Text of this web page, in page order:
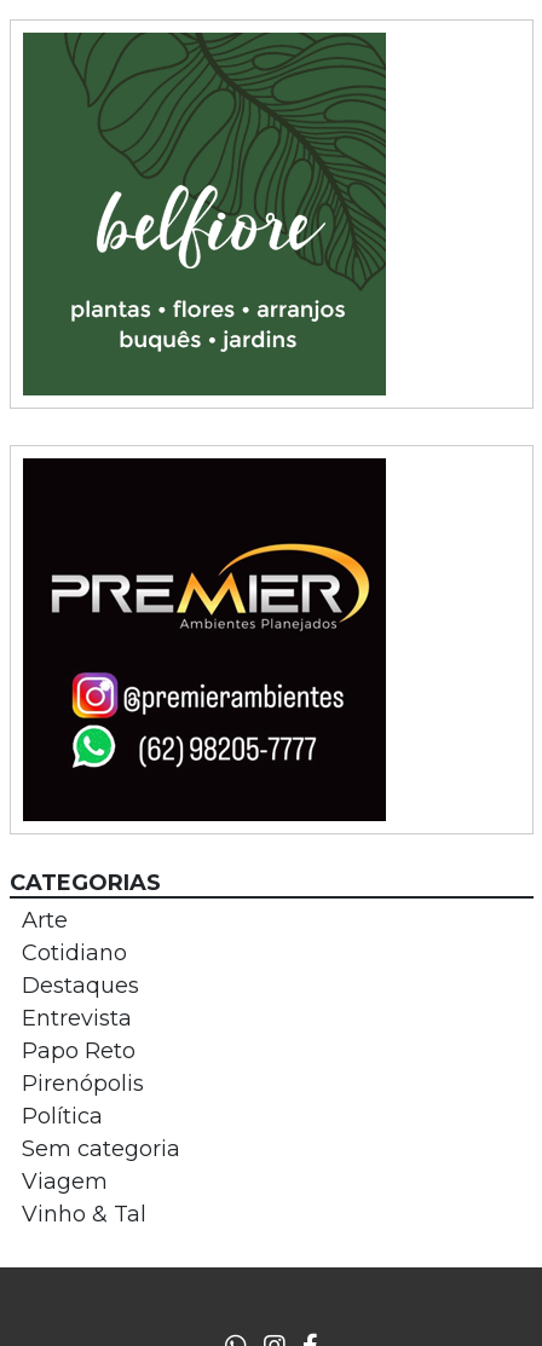
CATEGORIAS
Arte
Cotidiano
Destaques
Entrevista
Papo Reto
Pirenópolis
Política
Sem categoria
Viagem
Vinho & Tal